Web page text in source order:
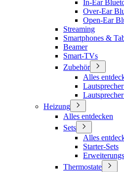
In-Ear
Over-Ear
Open-Ear
Streaming
Smartphones &
Beamer
Smart-TVs
Zubehör
Alles
Heizung
Alles entdecken
Sets
Alles
Starter-Sets
Thermostate